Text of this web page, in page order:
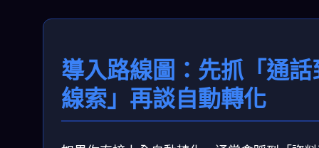
導入路線圖：先抓「通話
線索」再談自動轉化